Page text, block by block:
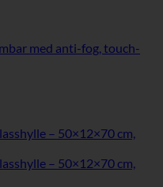
med anti-fog, touch-